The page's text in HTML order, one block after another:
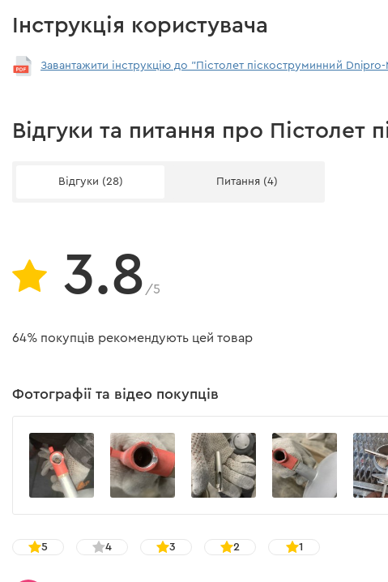
Інструкція користувача
Завантажити інструкцію до "Пістолет піскоструминний Dnipro-
Відгуки та питання про Пістолет
Відгуки (28) Питання (4)
3.8 /5
64% покупців рекомендують цей товар
Фотографії та відео покупців
5 4 3 2 1